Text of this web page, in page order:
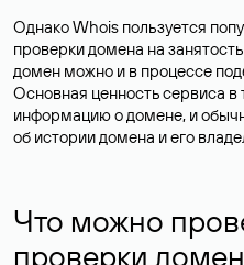
Однако Whois пользуется
проверки домена на
домен можно и в процессе
Основная ценность сервиса
информацию о домене, и
об истории домена и его
Что можно
проверки